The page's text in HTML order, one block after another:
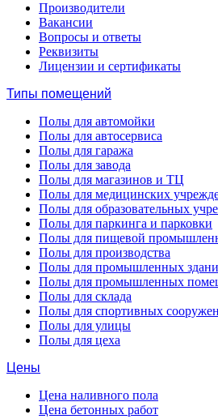
Производители
Вакансии
Вопросы и ответы
Реквизиты
Лицензии и сертификаты
Типы помещений
Полы для автомойки
Полы для автосервиса
Полы для гаража
Полы для завода
Полы для магазинов и ТЦ
Полы для медицинских
Полы для образовательных
Полы для паркинга и парковки
Полы для пищевой
Полы для производства
Полы для промышленных
Полы для промышленных
Полы для склада
Полы для спортивных
Полы для улицы
Полы для цеха
Цены
Цена наливного пола
Цена бетонных работ